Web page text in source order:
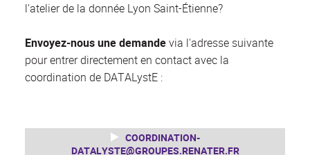
l'atelier de la donnée Lyon Saint-Étienne?
Envoyez-nous une demandevia l'adresse suivante
pour entrer directement en contact avec la
coordination de DATALystE :
COORDINATION-
DATALYSTE@GROUPES.RENATER.FR